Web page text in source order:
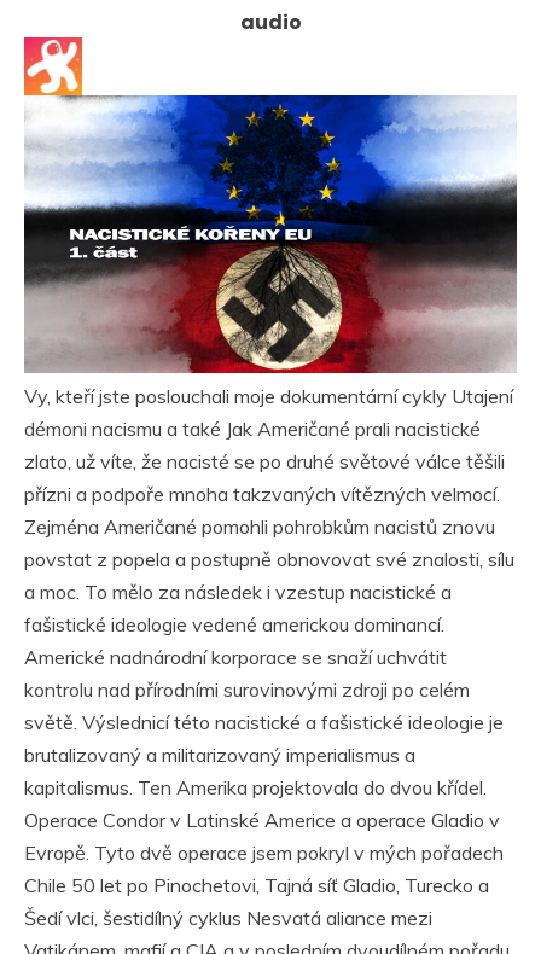
audio
Vy, kteří jste poslouchali moje dokumentární cykly Utajení
démoni nacismu a také Jak Američané prali nacistické
zlato, už víte, že nacisté se po druhé světové válce těšili
přízni a podpoře mnoha takzvaných vítězných velmocí.
Zejména Američané pomohli pohrobkům nacistů znovu
povstat z popela a postupně obnovovat své znalosti, sílu
a moc. To mělo za následek i vzestup nacistické a
fašistické ideologie vedené americkou dominancí.
Americké nadnárodní korporace se snaží uchvátit
kontrolu nad přírodními surovinovými zdroji po celém
světě. Výslednicí této nacistické a fašistické ideologie je
brutalizovaný a militarizovaný imperialismus a
kapitalismus. Ten Amerika projektovala do dvou křídel.
Operace Condor v Latinské Americe a operace Gladio v
Evropě. Tyto dvě operace jsem pokryl v mých pořadech
Chile 50 let po Pinochetovi, Tajná síť Gladio, Turecko a
Šedí vlci, šestidílný cyklus Nesvatá aliance mezi